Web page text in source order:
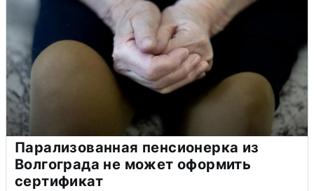
Парализованная пенсионерка из
Волгограда не может оформить
сертификат